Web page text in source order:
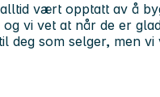
vært opptatt av å
vi vet at når de er
deg som selger, men